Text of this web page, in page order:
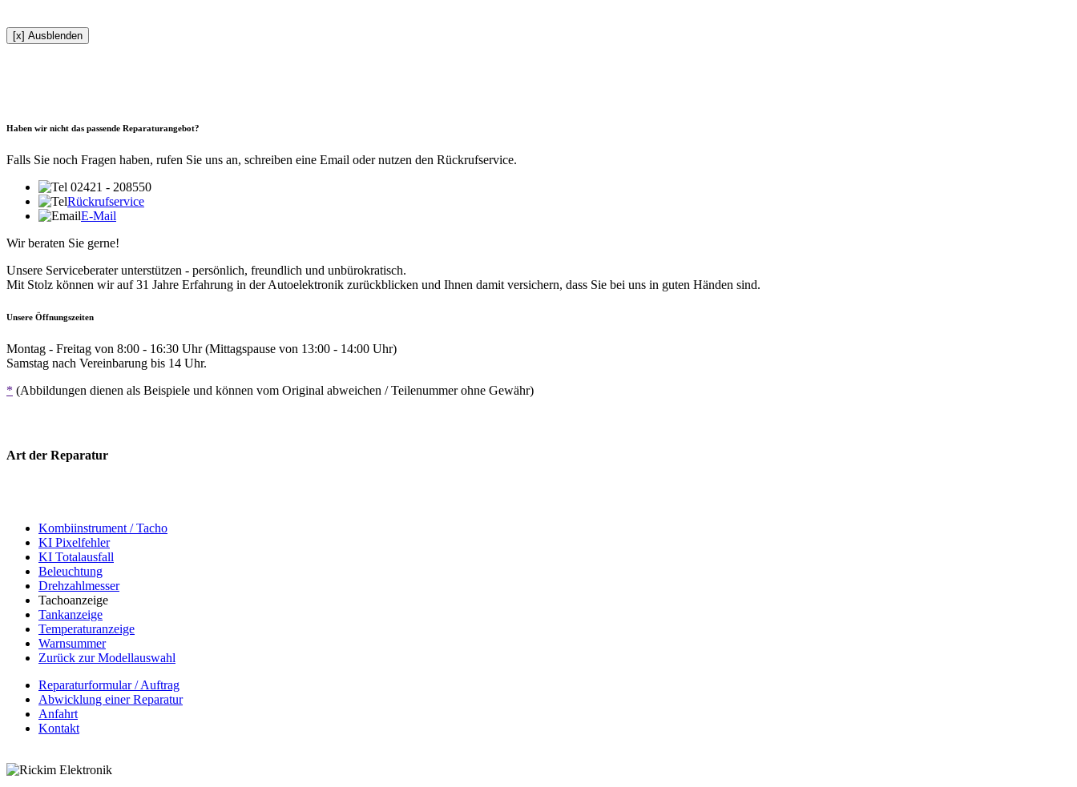
[x] Ausblenden
Haben wir nicht das passende Reparaturangebot?
Falls Sie noch Fragen haben, rufen Sie uns an, schreiben eine Email oder nutzen den Rückrufservice.
02421 - 208550
Rückrufservice
E-Mail
Wir beraten Sie gerne!
Unsere Serviceberater unterstützen - persönlich, freundlich und unbürokratisch.
Mit Stolz können wir auf 31 Jahre Erfahrung in der Autoelektronik zurückblicken und Ihnen damit versichern, dass Sie bei uns in guten Händen sind.
Unsere Öffnungszeiten
Montag - Freitag von 8:00 - 16:30 Uhr (Mittagspause von 13:00 - 14:00 Uhr)
Samstag nach Vereinbarung bis 14 Uhr.
* (Abbildungen dienen als Beispiele und können vom Original abweichen / Teilenummer ohne Gewähr)
Art der Reparatur
Kombiinstrument / Tacho
KI Pixelfehler
KI Totalausfall
Beleuchtung
Drehzahlmesser
Tachoanzeige
Tankanzeige
Temperaturanzeige
Warnsummer
Zurück zur Modellauswahl
Reparaturformular / Auftrag
Abwicklung einer Reparatur
Anfahrt
Kontakt